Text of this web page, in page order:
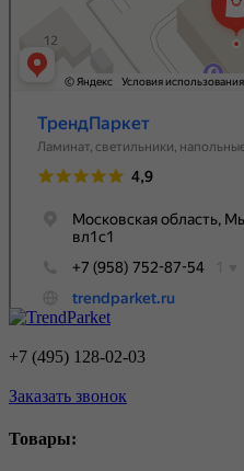
+7 (495) 128-02-03
Заказать звонок
Товары: